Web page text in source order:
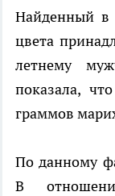
Найденный в
цвета
летнему
показала,
граммов
По данному
В